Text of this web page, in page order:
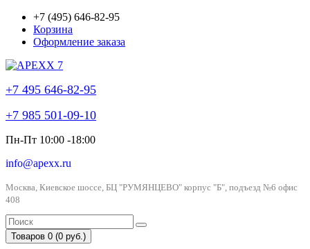
+7 (495) 646-82-95
Корзина
Оформление заказа
+7 495 646-82-95
+7 985 501-09-10
Пн-Пт 10:00 -18:00
info@apexx.ru
Москва, Киевское шоссе, БЦ "РУМЯНЦЕВО" корпус "Б", подъезд №6 офис
408
Товаров 0 (0 руб.)